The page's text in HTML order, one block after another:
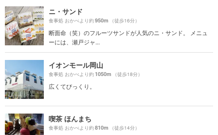
ニ・サンド
食事処 おかべより約950m （徒歩16分）
断面命（笑）のフルーツサンドが人気のニ・サンド。 メニュ
ーには、瀬戸ジャ...
イオンモール岡山
食事処 おかべより約1050m （徒歩18分）
広くてびっくり。
喫茶 ほんまち
食事処 おかべより約810m （徒歩14分）